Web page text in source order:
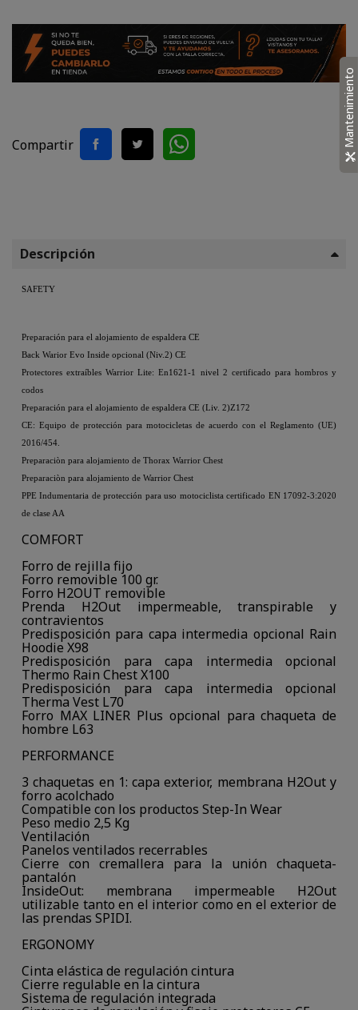
Compartir
Descripción
SAFETY
Preparación para el alojamiento de espaldera CE
Back Warior Evo Inside opcional (Niv.2) CE
Protectores extraíbles Warrior Lite: En1621-1 nivel 2 certificado para hombros y
codos
Preparación para el alojamiento de espaldera CE (Liv. 2)Z172
CE: Equipo de protección para motocicletas de acuerdo con el Reglamento (UE)
2016/454.
Preparaciòn para alojamiento de Thorax Warrior Chest
Preparaciòn para alojamiento de Warrior Chest
PPE Indumentaria de protección para uso motociclista certificado EN 17092-3:2020
de clase AA
COMFORT
Forro de rejilla fijo
Forro removible 100 gr.
Forro H2OUT removible
Prenda H2Out impermeable, transpirable y
contravientos
Predisposición para capa intermedia opcional Rain
Hoodie X98
Predisposición para capa intermedia opcional
Thermo Rain Chest X100
Predisposición para capa intermedia opcional
Therma Vest L70
Forro MAX LINER Plus opcional para chaqueta de
hombre L63
PERFORMANCE
3 chaquetas en 1: capa exterior, membrana H2Out y
forro acolchado
Compatible con los productos Step-In Wear
Peso medio 2,5 Kg
Ventilación
Panelos ventilados recerrables
Cierre con cremallera para la unión chaqueta-
pantalón
InsideOut: membrana impermeable H2Out
utilizable tanto en el interior como en el exterior de
las prendas SPIDI.
ERGONOMY
Cinta elástica de regulación cintura
Cierre regulable en la cintura
Sistema de regulación integrada
Mantenimiento